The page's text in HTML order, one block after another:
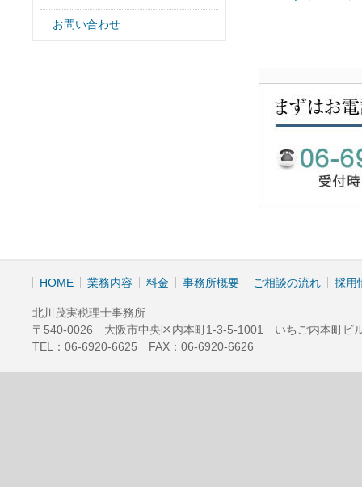
お問い合わせ
HOME 業務内容 料金 事務所概要 ご相談の流れ 採用
北川茂実税理士事務所
〒540-0026 大阪市中央区内本町1-3-5-1001 いちご内本町ビ
TEL：06-6920-6625 FAX：06-6920-6626